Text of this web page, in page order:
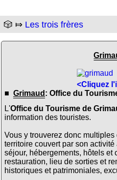
🎲 ⤇ Les trois frères
<Cliquez
■ Grimaud : Office du
L'Office du Tourisme de
information des touristes.
Vous y trouverez donc
territoire couvert par son
séjour, hébergements, hôtels et
restauration, lieu de sorties et
historiques et patrimoniales,